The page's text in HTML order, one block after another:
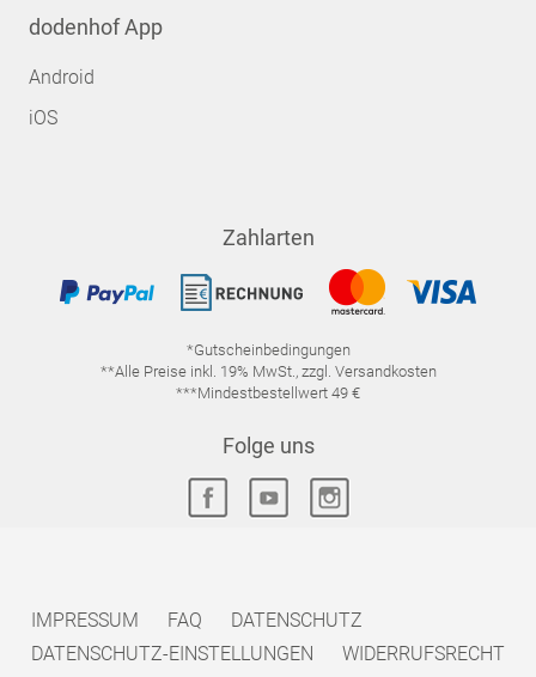
dodenhof App
Android
iOS
Zahlarten
*Gutscheinbedingungen
**Alle Preise inkl. 19% MwSt., zzgl. Versandkosten
***Mindestbestellwert 49 €
Folge uns
IMPRESSUM FAQ
DATENSCHUTZ
DATENSCHUTZ-EINSTELLUNGEN
WIDERRUFSRECHT